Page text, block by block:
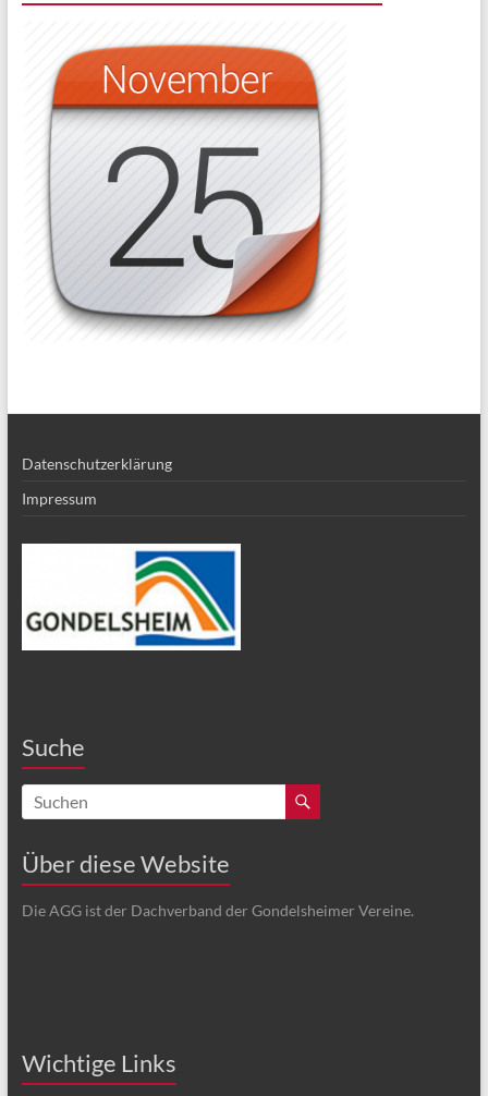
Datenschutzerklärung
Impressum
Suche
Über diese Website
Die AGG ist der Dachverband der Gondelsheimer Vereine.
Wichtige Links